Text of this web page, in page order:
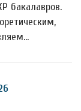
бакалавров.